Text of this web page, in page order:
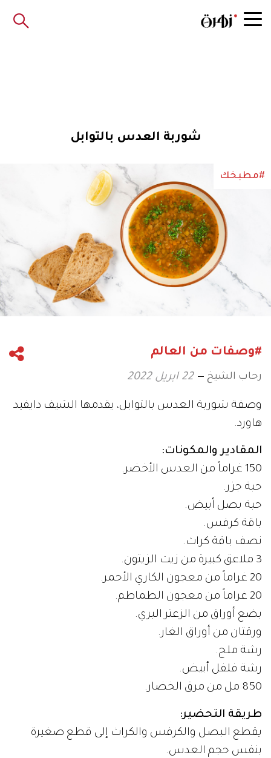
شوربة العدس بالتوابل
#مطبخك
#وصفات من العالم
رحاب الشيخ 22 ابريل 2022
وصفة شوربة العدس بالتوابل، يقدمها الشيف دايفيد
هاورد.
المقادير والمكونات:
150 غراماً من العدس الأخضر.
حبة جزر.
حبة بصل أبيض.
باقة كرفس.
نصف باقة كراث.
3 ملاعق كبيرة من زيت الزيتون.
20 غراماً من معجون الكاري الأحمر.
20 غراماً من معجون الطماطم.
بضع أوراق من الزعتر البري.
ورقتان من أوراق الغار.
رشة ملح.
رشة فلفل أبيض.
850 مل من مرق الخضار.
طريقة التحضير:
يقطع البصل والكرفس والكراث إلى قطع صغيرة
بنفس حجم العدس.